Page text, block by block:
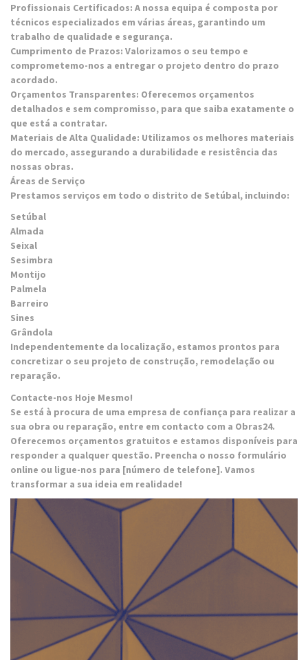
Profissionais Certificados: A nossa equipa é composta por
técnicos especializados em várias áreas, garantindo um
trabalho de qualidade e segurança.
Cumprimento de Prazos: Valorizamos o seu tempo e
comprometemo-nos a entregar o projeto dentro do prazo
acordado.
Orçamentos Transparentes: Oferecemos orçamentos
detalhados e sem compromisso, para que saiba exatamente o
que está a contratar.
Materiais de Alta Qualidade: Utilizamos os melhores materiais
do mercado, assegurando a durabilidade e resistência das
nossas obras.
Áreas de Serviço
Prestamos serviços em todo o distrito de Setúbal, incluindo:
Setúbal
Almada
Seixal
Sesimbra
Montijo
Palmela
Barreiro
Sines
Grândola
Independentemente da localização, estamos prontos para
concretizar o seu projeto de construção, remodelação ou
reparação.
Contacte-nos Hoje Mesmo!
Se está à procura de uma empresa de confiança para realizar a
sua obra ou reparação, entre em contacto com a Obras24.
Oferecemos orçamentos gratuitos e estamos disponíveis para
responder a qualquer questão. Preencha o nosso formulário
online ou ligue-nos para [número de telefone]. Vamos
transformar a sua ideia em realidade!